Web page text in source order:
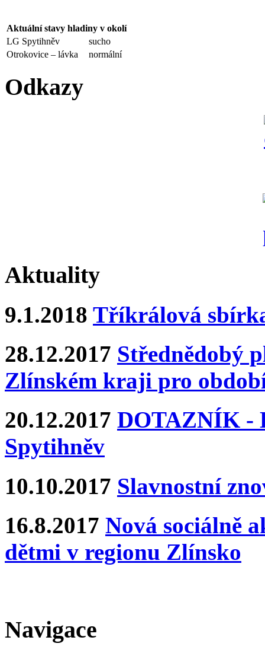
Aktuální stavy hladiny v okolí
LG Spytihněv
sucho
Otrokovice – lávka
normální
Odkazy
Aktuality
9.1.2018 Tříkrálová
28.12.2017 Střednědobý
Zlínském kraji pro
20.12.2017 DOTAZNÍK -
Spytihněv
10.10.2017 Slavnostní
16.8.2017 Nová sociálně
dětmi v regionu Zlínsko
Navigace